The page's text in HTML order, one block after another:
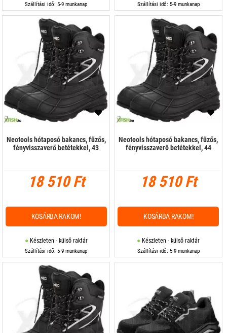
Szállítási idő: 5-9 munkanap Szállítási idő: 5-9 munkanap
Neotools hótaposó bakancs, fűzős,
fényvisszaverő betétekkel, 43
18 510 Ft
Készleten - külső raktár
Szállítási idő: 5-9 munkanap
KOSÁRBA RAKOM!
Neotools hótaposó bakancs, fűzős,
fényvisszaverő betétekkel, 44
18 510 Ft
Készleten - külső raktár
Szállítási idő: 5-9 munkanap
KOSÁRBA RAKOM!